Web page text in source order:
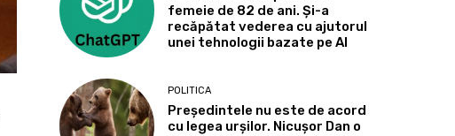
femeie de 82 de ani. Și-a
recăpătat vederea cu ajutorul
unei tehnologii bazate pe AI
POLITICA
Președintele nu este de acord
cu legea urșilor. Nicușor Dan o